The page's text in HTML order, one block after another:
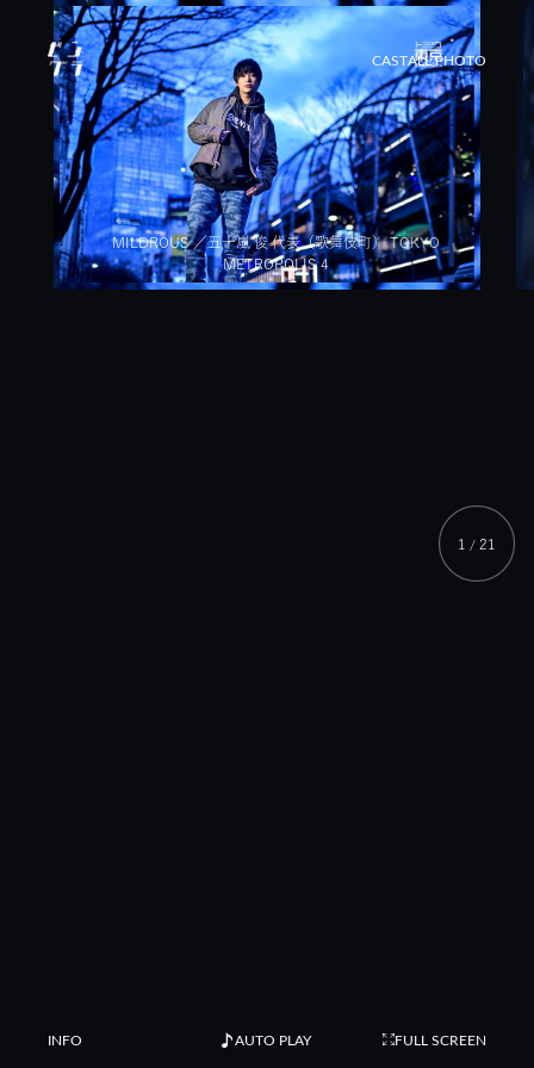
CASTALL PHOTO
MILDROUS ／五十嵐 俊 代表（歌舞伎町） TOKYO
METROPOLIS 4
1 / 21
INFO AUTO PLAY FULL SCREEN